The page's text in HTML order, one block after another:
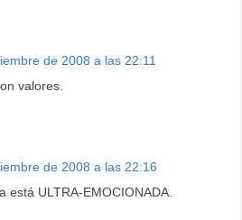
de 2008 a las 22:11
valores.
de 2008 a las 22:16
está ULTRA-EMOCIONADA.